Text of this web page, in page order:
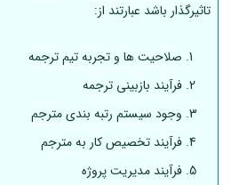
تاثیرگذار باشد عبارتند از:
صلاحیت ها و تجربه تیم ترجمه
فرآیند بازبینی ترجمه
وجود سیستم رتبه بندی مترجم
فرآیند تخصیص کار به مترجم
فرآیند مدیریت پروژه